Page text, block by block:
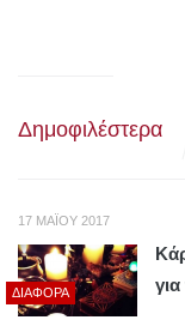
Δημοφιλέστερα
17 ΜΑΪ́ΟΥ 2017
ΔΙΆΦΟΡΑ